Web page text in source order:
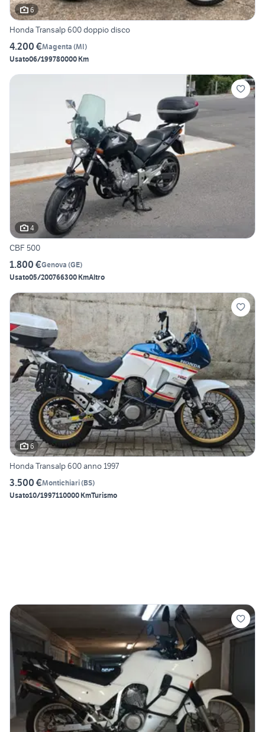
6
Honda Transalp 600 doppio disco
4.200 €Magenta (MI)
Usato06/199780000 Km
4
CBF 500
1.800 €Genova (GE)
Usato05/200766300 KmAltro
6
Honda Transalp 600 anno 1997
3.500 €Montichiari(BS)
Usato10/1997110000 KmTurismo